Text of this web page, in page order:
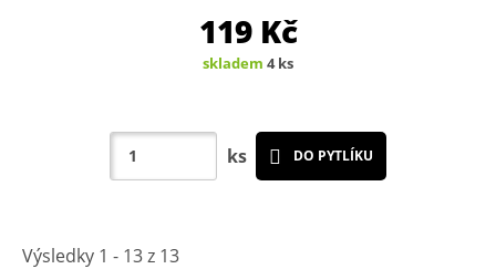
119 Kč
skladem 4 ks
ks DO PYTLÍKU
Výsledky 1 - 13 z 13